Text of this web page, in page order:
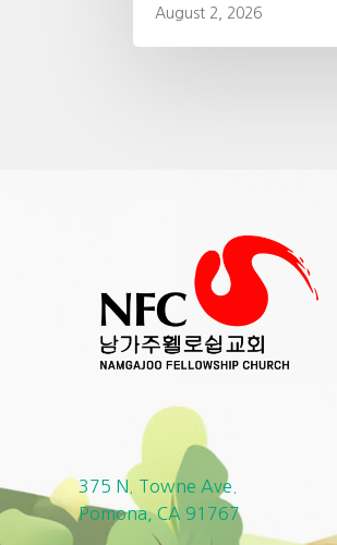
August 2, 2026
375 N. Towne Ave.
Pomona, CA 91767